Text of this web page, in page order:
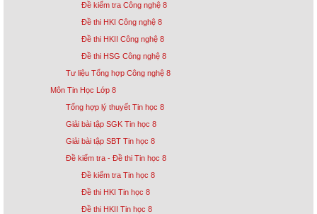
Đề kiểm tra Công nghệ 8
Đề thi HKI Công nghệ 8
Đề thi HKII Công nghệ 8
Đề thi HSG Công nghệ 8
Tư liệu Tổng hợp Công nghệ 8
Môn Tin Học Lớp 8
Tổng hợp lý thuyết Tin học 8
Giải bài tập SGK Tin học 8
Giải bài tập SBT Tin học 8
Đề kiểm tra - Đề thi Tin học 8
Đề kiểm tra Tin học 8
Đề thi HKI Tin học 8
Đề thi HKII Tin học 8